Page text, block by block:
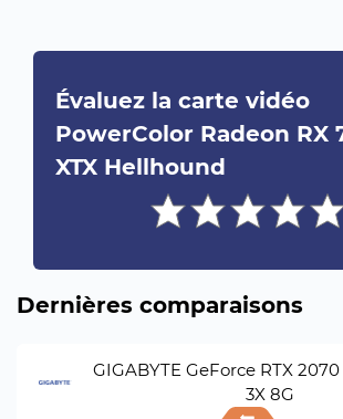
Évaluez la carte vidéo
PowerColor Radeon RX
XTX Hellhound
Dernières comparaisons
GIGABYTE GeForce RTX
3X 8G